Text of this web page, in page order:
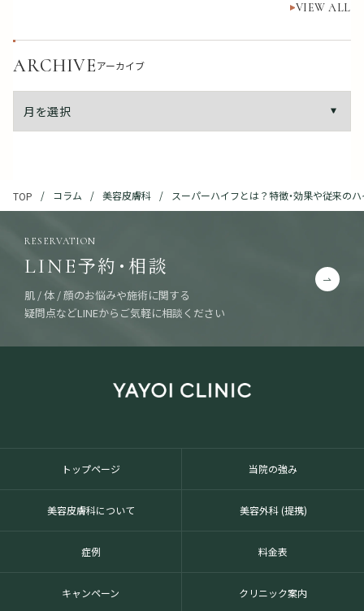
VIEW ALL
ARCHIVEアーカイブ
TOP コラム 美容皮膚科 スーパーハイフとは？特徴・効果や従来の
LINE予約・相談
RESERVATION
肌 / 体 / 顔のお悩みや施術に関する
疑問点などLINEからご気軽に相談ください
トップページ 当院の強み
美容皮膚科について 美容外科 (提携)
症例 料金表
キャンペーン クリニック案内